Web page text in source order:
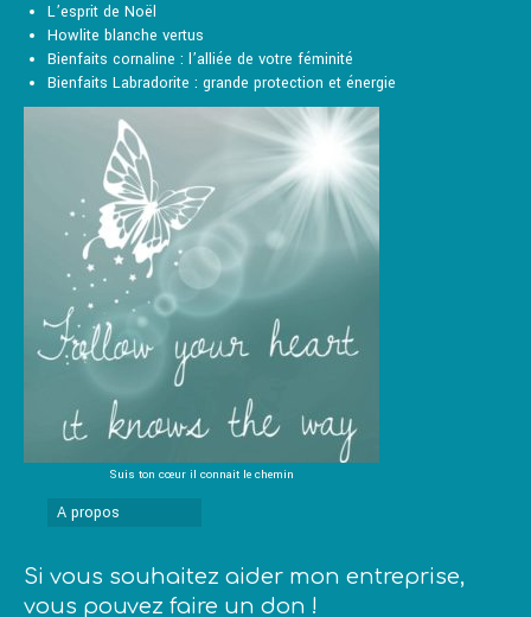
du
produit
L’esprit de Noël
Howlite blanche vertus
Bienfaits cornaline : l’alliée de votre féminité
Bienfaits Labradorite : grande protection et énergie
Suis ton cœur il connait le chemin
A propos
Si vous souhaitez aider mon entreprise,
vous pouvez faire un don !